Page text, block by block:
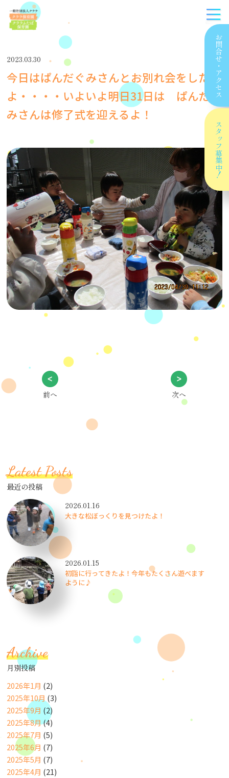
お問合せ
・
アクセス
スタッフ
募集中！
2023.03.30
今日はぱんだぐみさんとお別れ会をした
よ・・・・いよいよ明日31日は ぱんだぐ
みさんは修了式を迎えるよ！
前へ 次へ
Latest Posts
最近の投稿
2026.01.16
大きな松ぼっくりを見つけたよ！
2026.01.15
初詣に行ってきたよ！今年もたくさん遊べます
ように♪
Archive
月別投稿
2026年1月 (2)
2025年10月 (3)
2025年9月 (2)
2025年8月(4)
2025年7月 (5)
2025年6月 (7)
2025年5月 (7)
2025年4月 (21)